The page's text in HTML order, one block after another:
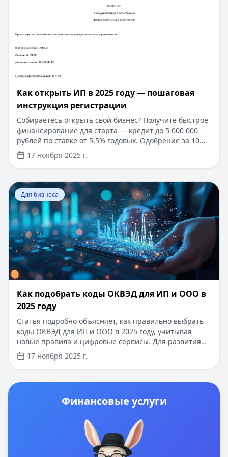
​Как открыть ИП в 2025 году — пошаговая
инструкция регистрации
Собираетесь открыть свой бизнес? Получите быстрое
финансирование для старта — кредит до 5 000 000
рублей по ставке от 5.5% годовых. Одобрение за 10
минут без справок о доходах, нужен только паспорт.
Срок кредитования до 7 лет с возможностью
досрочного погашения. В статье вы узнаете, как
правильно оформить ИП в 2025 году и начать свое
дело уже сегодня.
17 ноября 2025 г.
Перейти к статье:Как подобрать коды ОКВЭД для ИП
Для бизнеса
Как подобрать коды ОКВЭД для ИП и ООО в
2025 году
Статья подробно объясняет, как правильно выбрать
коды ОКВЭД для ИП и ООО в 2025 году, учитывая
новые правила и цифровые сервисы. Для развития
бизнеса доступны кредиты до 500 000 ₽ с 0% ставкой
на первый займ, без подтверждения дохода и
документов. Решение по заявке принимается за 5
минут — это удобно для старта или расширения дела.
17 ноября 2025 г.
Финансовые услуги